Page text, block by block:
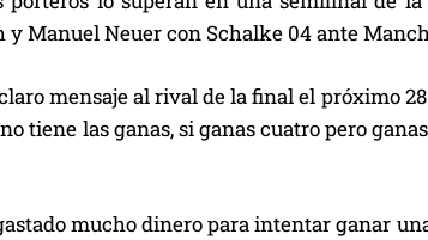
Manuel Neuer con Schalke 04 ante
mensaje al rival de la final el próximo
tiene las ganas, si ganas cuatro pero
mucho dinero para intentar ganar